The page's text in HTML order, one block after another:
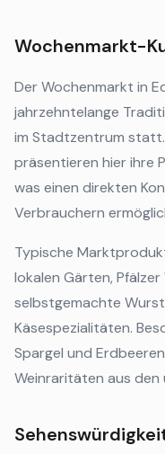
Wochenmarkt-
Der Wochenmarkt in
jahrzehntelange
im Stadtzentrum
präsentieren hier ihre
was einen direkten
Verbrauchern
Typische
lokalen Gärten,
selbstgemachte
Käsespezialitäten.
Spargel und
Weinraritäten aus den